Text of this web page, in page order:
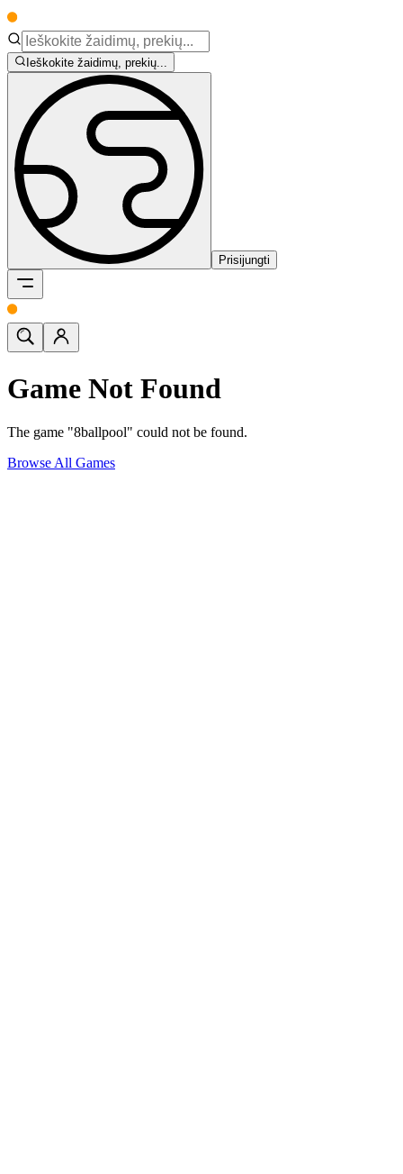
Ieškokite žaidimų, prekių...
Prisijungti
Game Not Found
The game "8ballpool" could not be found.
Browse All Games